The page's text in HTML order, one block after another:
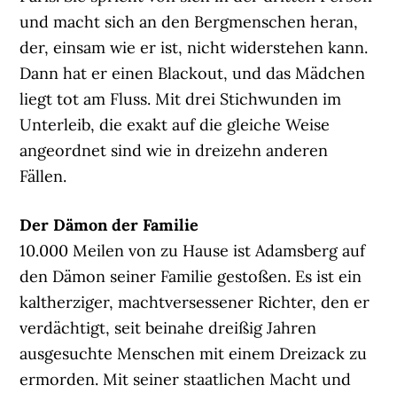
und macht sich an den Bergmenschen heran,
der, einsam wie er ist, nicht widerstehen kann.
Dann hat er einen Blackout, und das Mädchen
liegt tot am Fluss. Mit drei Stichwunden im
Unterleib, die exakt auf die gleiche Weise
angeordnet sind wie in dreizehn anderen
Fällen.
Der Dämon der Familie
10.000 Meilen von zu Hause ist Adamsberg auf
den Dämon seiner Familie gestoßen. Es ist ein
kaltherziger, machtversessener Richter, den er
verdächtigt, seit beinahe dreißig Jahren
ausgesuchte Menschen mit einem Dreizack zu
ermorden. Mit seiner staatlichen Macht und